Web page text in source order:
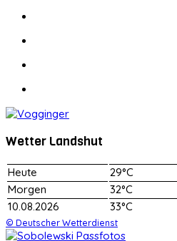
Wetter Landshut
Heute
29°C
Morgen
32°C
10.08.2026
33°C
© Deutscher Wetterdienst